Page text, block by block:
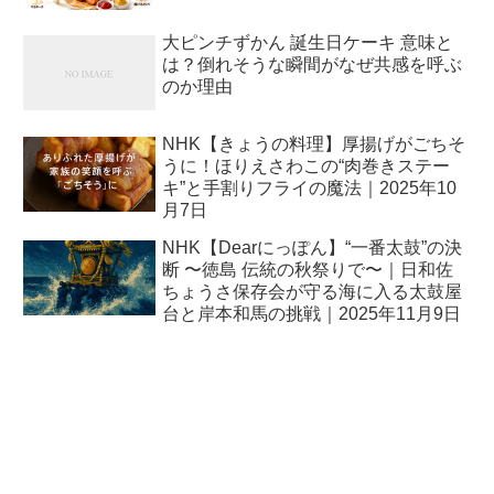
大ピンチずかん 誕生日ケーキ 意味と
は？倒れそうな瞬間がなぜ共感を呼ぶ
のか理由
NHK【きょうの料理】厚揚げがごちそ
うに！ほりえさわこの“肉巻きステー
キ”と手割りフライの魔法｜2025年10
月7日
NHK【Dearにっぽん】“一番太鼓”の決
断 〜徳島 伝統の秋祭りで〜｜日和佐
ちょうさ保存会が守る海に入る太鼓屋
台と岸本和馬の挑戦｜2025年11月9日